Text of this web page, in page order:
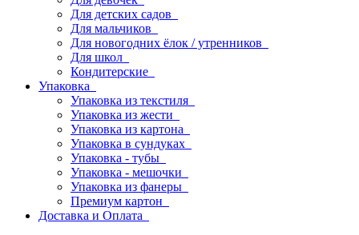
Для детских садов
Для мальчиков
Для новогодних ёлок / утренников
Для школ
Кондитерские
Упаковка
Упаковка из текстиля
Упаковка из жести
Упаковка из картона
Упаковка в сундуках
Упаковка - тубы
Упаковка - мешочки
Упаковка из фанеры
Премиум картон
Доставка и Оплата